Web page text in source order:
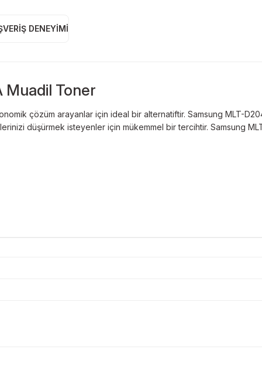
DENEYIMI
Muadil Toner
çözüm arayanlar için ideal bir alternatiftir. Samsung MLT-
düşürmek isteyenler için mükemmel bir tercihtir. Samsung